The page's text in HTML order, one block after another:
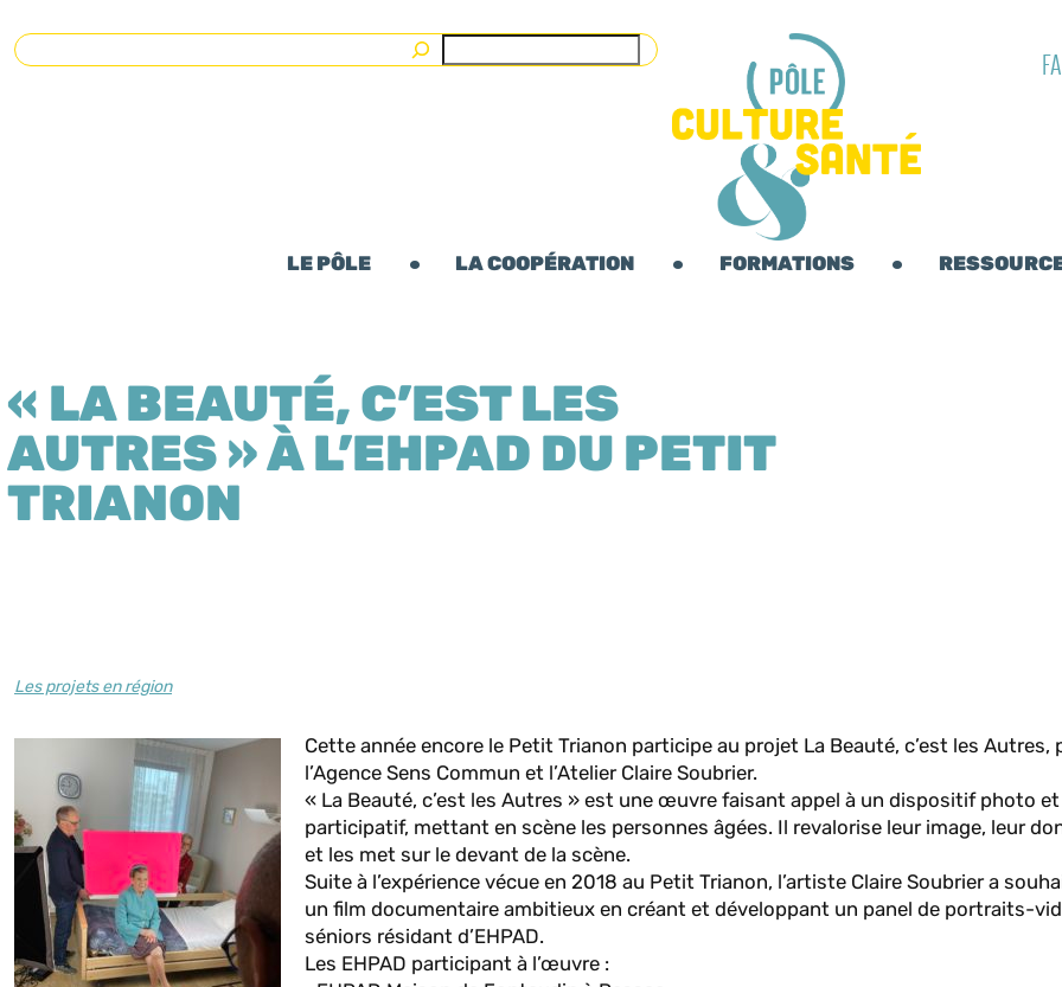
Rechercher
LE PÔLE LA COOPÉRATION FORMATIONS
« LA BEAUTÉ, C’EST LES
AUTRES » À L’EHPAD DU PETIT
TRIANON
Les projets en région
Cette année encore le Petit Trianon participe au projet La Beauté, c’est les Autres,
l’Agence Sens Commun et l’Atelier Claire Soubrier.
« La Beauté, c’est les Autres » est une œuvre faisant appel à un dispositif photo
participatif, mettant en scène les personnes âgées. Il revalorise leur image, leur
et les met sur le devant de la scène.
Suite à l’expérience vécue en 2018 au Petit Trianon, l’artiste Claire Soubrier a
un film documentaire ambitieux en créant et développant un panel de portraits-
séniors résidant d’EHPAD.
Les EHPAD participant à l’œuvre :